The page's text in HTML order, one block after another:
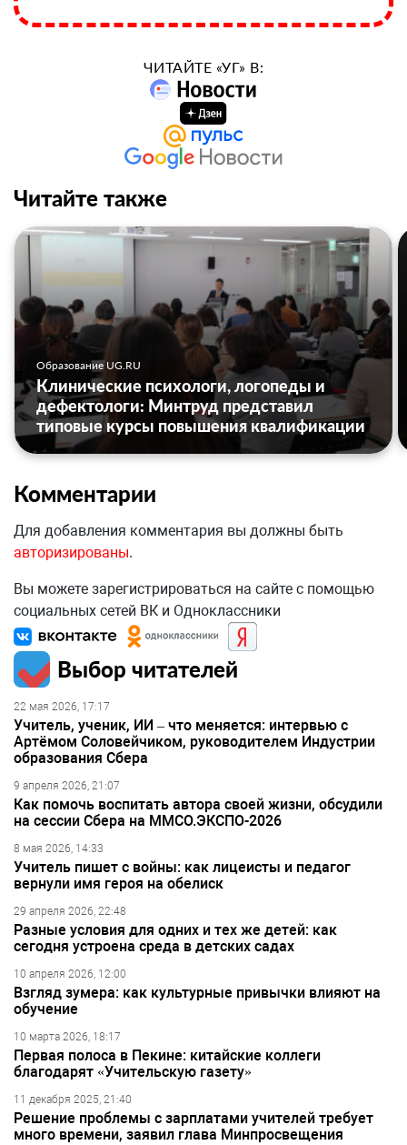
ЧИТАЙТЕ «УГ» В:
Читайте также
Образование UG.RU
Клинические психологи, логопеды и
дефектологи: Минтруд представил
типовые курсы повышения квалификации
Комментарии
Для добавления комментария вы должны быть
авторизированы.
Вы можете зарегистрироваться на сайте с помощью
социальных сетей ВК и Одноклассники
Выбор читателей
22 мая 2026, 17:17
Учитель, ученик, ИИ – что меняется: интервью с
Артёмом Соловейчиком, руководителем Индустрии
образования Сбера
9 апреля 2026, 21:07
Как помочь воспитать автора своей жизни, обсудили
на сессии Сбера на ММСО.ЭКСПО-2026
8 мая 2026, 14:33
Учитель пишет с войны: как лицеисты и педагог
вернули имя героя на обелиск
29 апреля 2026, 22:48
Разные условия для одних и тех же детей: как
сегодня устроена среда в детских садах
10 апреля 2026, 12:00
Взгляд зумера: как культурные привычки влияют на
обучение
10 марта 2026, 18:17
Первая полоса в Пекине: китайские коллеги
благодарят «Учительскую газету»
11 декабря 2025, 21:40
Решение проблемы с зарплатами учителей требует
много времени, заявил глава Минпросвещения